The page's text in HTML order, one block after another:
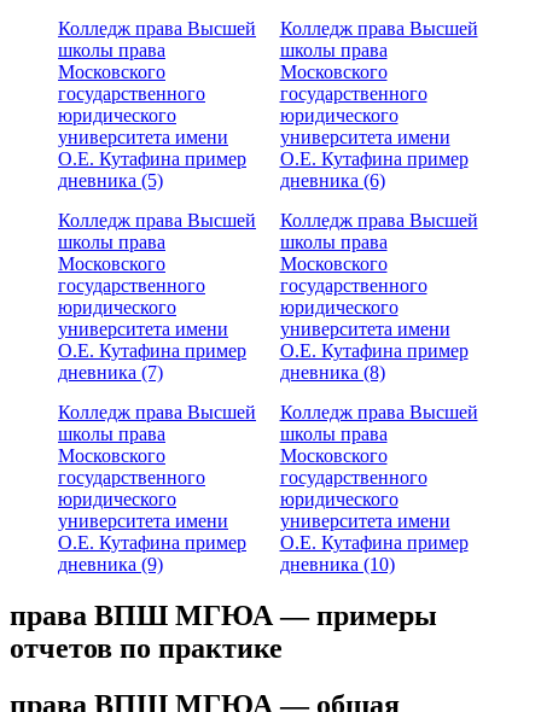
Колледж права Высшей
школы права
Московского
государственного
юридического
университета имени
О.Е. Кутафина пример
дневника (5)
Колледж права Высшей
школы права
Московского
государственного
юридического
университета имени
О.Е. Кутафина пример
дневника (6)
Колледж права Высшей
школы права
Московского
государственного
юридического
университета имени
О.Е. Кутафина пример
дневника (7)
Колледж права Высшей
школы права
Московского
государственного
юридического
университета имени
О.Е. Кутафина пример
дневника (8)
Колледж права Высшей
школы права
Московского
государственного
юридического
университета имени
О.Е. Кутафина пример
дневника (9)
Колледж права Высшей
школы права
Московского
государственного
юридического
университета имени
О.Е. Кутафина пример
дневника (10)
права ВПШ МГЮА — примеры
отчетов по практике
права ВПШ МГЮА — общая